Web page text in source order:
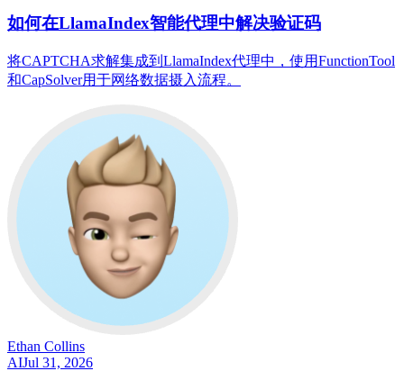
如何在LlamaIndex智能代理中解决验证码
将CAPTCHA求解集成到LlamaIndex代理中，使用FunctionTool
和CapSolver用于网络数据摄入流程。
Ethan Collins
AIJul 31, 2026